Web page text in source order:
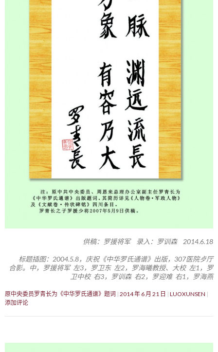
供稿：罗援将军 录入：罗训森 2014.6.18
标题插图：2004.5.8，庆祝《中华罗氏通谱》出版，307医院歺厅
合影。中，罗援将军 左3，罗卫东 左2，罗海曦教授、大校 左1，罗
卫中校 右3，罗训森 右2，罗迎难 右1，罗海燕
原中央委员罗青长为《中华罗氏通谱》题词 2014 年 6 月 21 日
LUOXUNSEN
添加评论